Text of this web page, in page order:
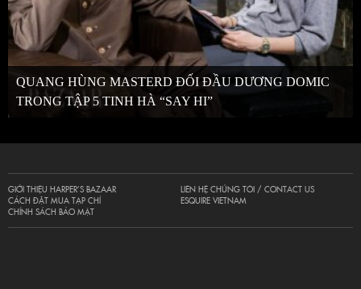
QUANG HÙNG MASTERD ĐỐI ĐẦU DƯƠNG DOMIC
TRONG TẬP 5 TINH HÀ “SAY HI”
GIỚI THIỆU HARPER’S BAZAAR
CÁCH ĐẶT MUA TẠP CHÍ
CHÍNH SÁCH BẢO MẬT
LIÊN HỆ CHÚNG TÔI / CONTACT US
ESQUIRE VIETNAM